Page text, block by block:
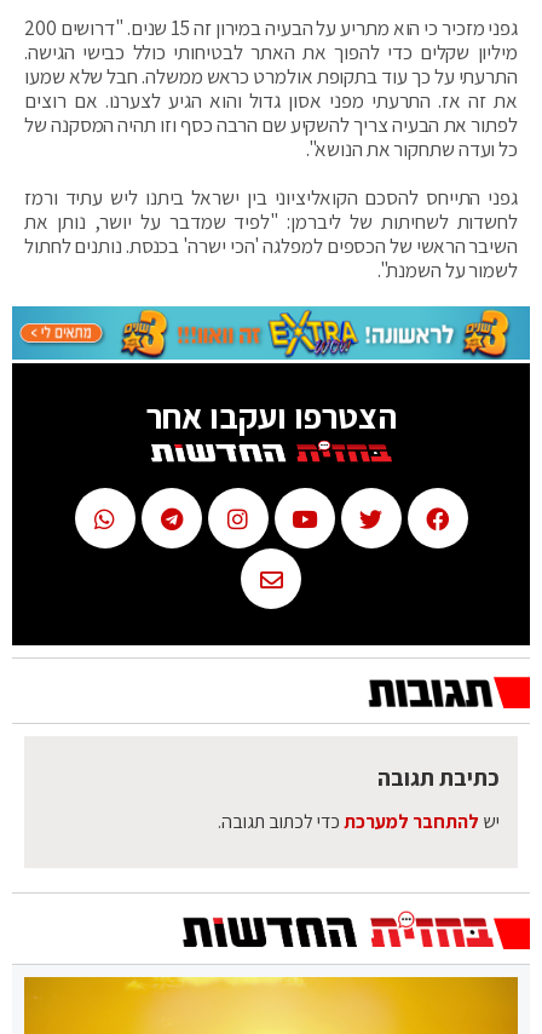
גפני מזכיר כי הוא מתריע על הבעיה במירון זה 15 שנים. "דרושים 200
מיליון שקלים כדי להפוך את האתר לבטיחותי כולל כבישי הגישה.
התרעתי על כך עוד בתקופת אולמרט כראש ממשלה. חבל שלא שמעו
את זה אז. התרעתי מפני אסון גדול והוא הגיע לצערנו. אם רוצים
לפתור את הבעיה צריך להשקיע שם הרבה כסף וזו תהיה המסקנה של
כל ועדה שתחקור את הנושא".
גפני התייחס להסכם הקואליציוני בין ישראל ביתנו ליש עתיד ורמז
לחשדות לשחיתות של ליברמן: "לפיד שמדבר על יושר, נותן את
השיבר הראשי של הכספים למפלגה 'הכי ישרה' בכנסת. נותנים לחתול
לשמור על השמנת".
הצטרפו ועקבו אחר
כתיבת תגובה
יש להתחבר למערכתכדי לכתוב תגובה.